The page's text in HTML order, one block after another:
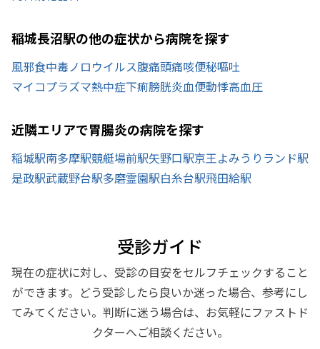
稲城長沼駅の他の症状から病院を探す
風邪食中毒ノロウイルス腹痛頭痛咳便秘嘔吐
マイコプラズマ熱中症下痢膀胱炎血便動悸高血圧
近隣エリアで胃腸炎の病院を探す
稲城駅南多摩駅競艇場前駅矢野口駅京王よみうりランド駅
是政駅武蔵野台駅多磨霊園駅白糸台駅飛田給駅
受診ガイド
現在の症状に対し、受診の目安をセルフチェックすること
ができます。どう受診したら良いか迷った場合、参考にし
てみてください。判断に迷う場合は、お気軽にファストド
クターへご相談ください。